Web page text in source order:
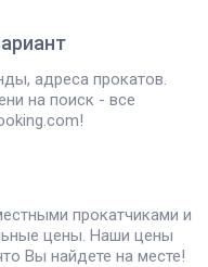
адреса прокатов.
на поиск - все
прокатчиками и
цены. Наши цены
Вы найдете на месте!